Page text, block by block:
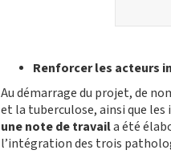
Renforcer les acteurs
Au démarrage du projet, de
et la tuberculose, ainsi que
une note de travaila été
l’intégration des trois